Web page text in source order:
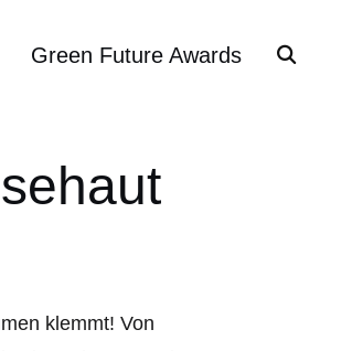
Green Future Awards
klemmt! Von